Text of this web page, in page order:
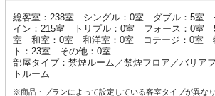
総客室：238室 シングル：0室 ダブル：5室
イン：215室 トリプル：0室 フォース：0室
室 和室：0室 和洋室：0室 コテージ：0室
ト：23室 その他：0室
部屋タイプ：禁煙ルーム／禁煙フロア／バリア
トルーム
※商品・プランによって設定している客室タイプが異なり